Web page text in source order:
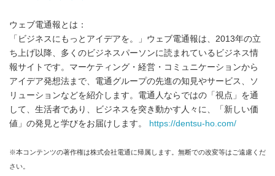
ウェブ電通報とは：
「ビジネスにもっとアイデアを。」ウェブ電通報は、2013年の立
ち上げ以降、多くのビジネスパーソンに読まれているビジネス情
報サイトです。マーケティング・経営・コミュニケーションから
アイデア発想法まで、電通グループの先進の知見やサービス、ソ
リューションなどを紹介します。電通人ならではの「視点」を通
して、生活者であり、ビジネスを突き動かす人々に、「新しい価
値」の発見と学びをお届けします。
https://dentsu-ho.com/
※本コンテンツの著作権は株式会社電通に帰属します。無断での改変等はご遠慮くだ
さい。